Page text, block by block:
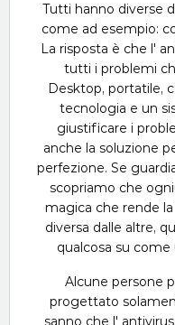
Tutti hanno diverse
come ad esempio:
La risposta è che l'
tutti i problemi
Desktop, portatile,
tecnologia e un
giustificare i
anche la soluzione
perfezione. Se
scopriamo che
magica che rende
diversa dalle altre,
qualcosa su come
Alcune persone
progettato
sanno che l'